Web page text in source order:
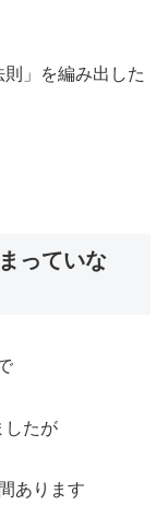
」を編み出した
っていな
したが
あります